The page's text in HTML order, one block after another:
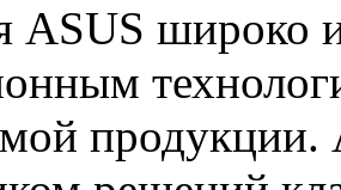
ASUS широко